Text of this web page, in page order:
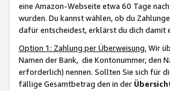
eine Amazon-Webseite etwa 60 Tage
wurden. Du kannst wählen, ob du
dafür entscheidest, erklärst du dich damit
Option 1: Zahlung per Überweisung. Wir
Namen der Bank, die Kontonummer, den
erforderlich) nennen. Sollten Sie sich für
fällige Gesamtbetrag den in der